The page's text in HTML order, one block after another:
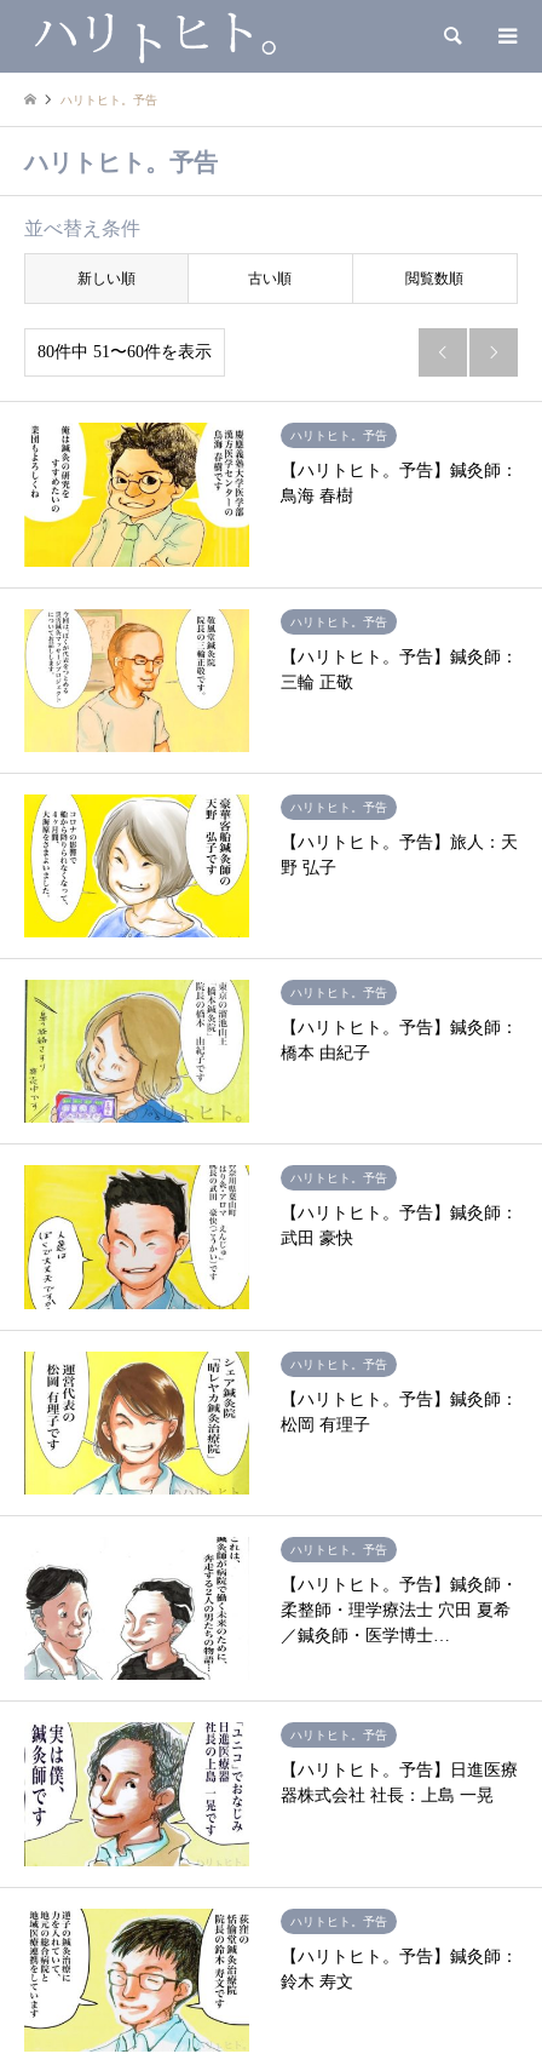
検索
ハリトヒト。予告
ハリトヒト。予告
並べ替え条件
新しい順 古い順 閲覧数順
80件中 51〜60件を表示  
ハリトヒト。予告
【ハリトヒト。予告】鍼灸師：
鳥海 春樹
ハリトヒト。予告
【ハリトヒト。予告】鍼灸師：
三輪 正敬
ハリトヒト。予告
【ハリトヒト。予告】旅人：天
野 弘子
ハリトヒト。予告
【ハリトヒト。予告】鍼灸師：
橋本 由紀子
ハリトヒト。予告
【ハリトヒト。予告】鍼灸師：
武田 豪快
ハリトヒト。予告
【ハリトヒト。予告】鍼灸師：
松岡 有理子
ハリトヒト。予告
【ハリトヒト。予告】鍼灸師・
柔整師・理学療法士 穴田 夏希
／鍼灸師・医学博士…
ハリトヒト。予告
【ハリトヒト。予告】日進医療
器株式会社 社長：上島 一晃
ハリトヒト。予告
【ハリトヒト。予告】鍼灸師：
鈴木 寿文